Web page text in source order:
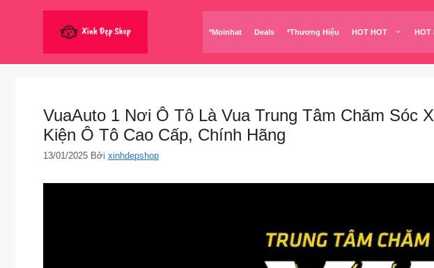
*Moinhat Deals *Thương Hiệu HOT HOT HOT
VuaAuto 1 Nơi Ô Tô Là Vua Trung Tâm Chăm Sóc
Kiện Ô Tô Cao Cấp, Chính Hãng
13/01/2025 Bởi xinhdepshop